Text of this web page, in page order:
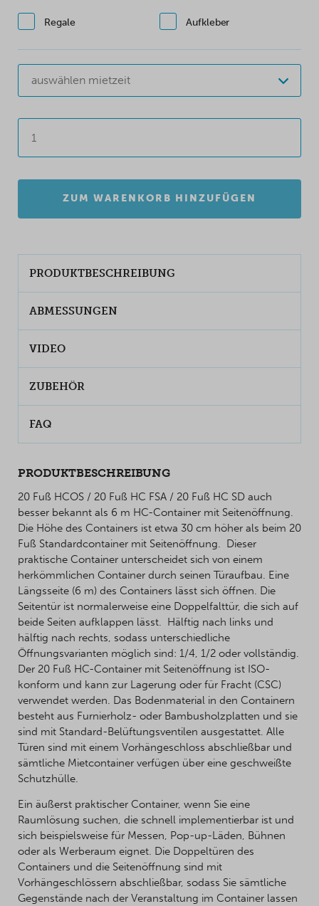
Regale Aufkleber
auswählen mietzeit
ZUM WARENKORB HINZUFÜGEN
PRODUKTBESCHREIBUNG
ABMESSUNGEN
VIDEO
ZUBEHÖR
FAQ
PRODUKTBESCHREIBUNG
20 Fuß HCOS / 20 Fuß HC FSA / 20 Fuß HC SD auch
besser bekannt als 6 m HC-Container mit Seitenöffnung.
Die Höhe des Containers ist etwa 30 cm höher als beim 20
Fuß Standardcontainer mit Seitenöffnung. Dieser
praktische Container unterscheidet sich von einem
herkömmlichen Container durch seinen Türaufbau. Eine
Längsseite (6 m) des Containers lässt sich öffnen. Die
Seitentür ist normalerweise eine Doppelfalttür, die sich auf
beide Seiten aufklappen lässt. Hälftig nach links und
hälftig nach rechts, sodass unterschiedliche
Öffnungsvarianten möglich sind: 1/4, 1/2 oder vollständig.
Der 20 Fuß HC-Container mit Seitenöffnung ist ISO-
konform und kann zur Lagerung oder für Fracht (CSC)
verwendet werden. Das Bodenmaterial in den Containern
besteht aus Furnierholz- oder Bambusholzplatten und sie
sind mit Standard-Belüftungsventilen ausgestattet. Alle
Türen sind mit einem Vorhängeschloss abschließbar und
sämtliche Mietcontainer verfügen über eine geschweißte
Schutzhülle.
Ein äußerst praktischer Container, wenn Sie eine
Raumlösung suchen, die schnell implementierbar ist und
sich beispielsweise für Messen, Pop-up-Läden, Bühnen
oder als Werberaum eignet. Die Doppeltüren des
Containers und die Seitenöffnung sind mit
Vorhängeschlössern abschließbar, sodass Sie sämtliche
Gegenstände nach der Veranstaltung im Container lassen